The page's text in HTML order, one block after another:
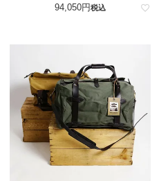
94,050 税込